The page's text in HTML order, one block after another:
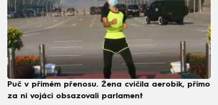
Puč v přímém přenosu. Žena cvičila aerobik, přímo
za ní vojáci obsazovali parlament